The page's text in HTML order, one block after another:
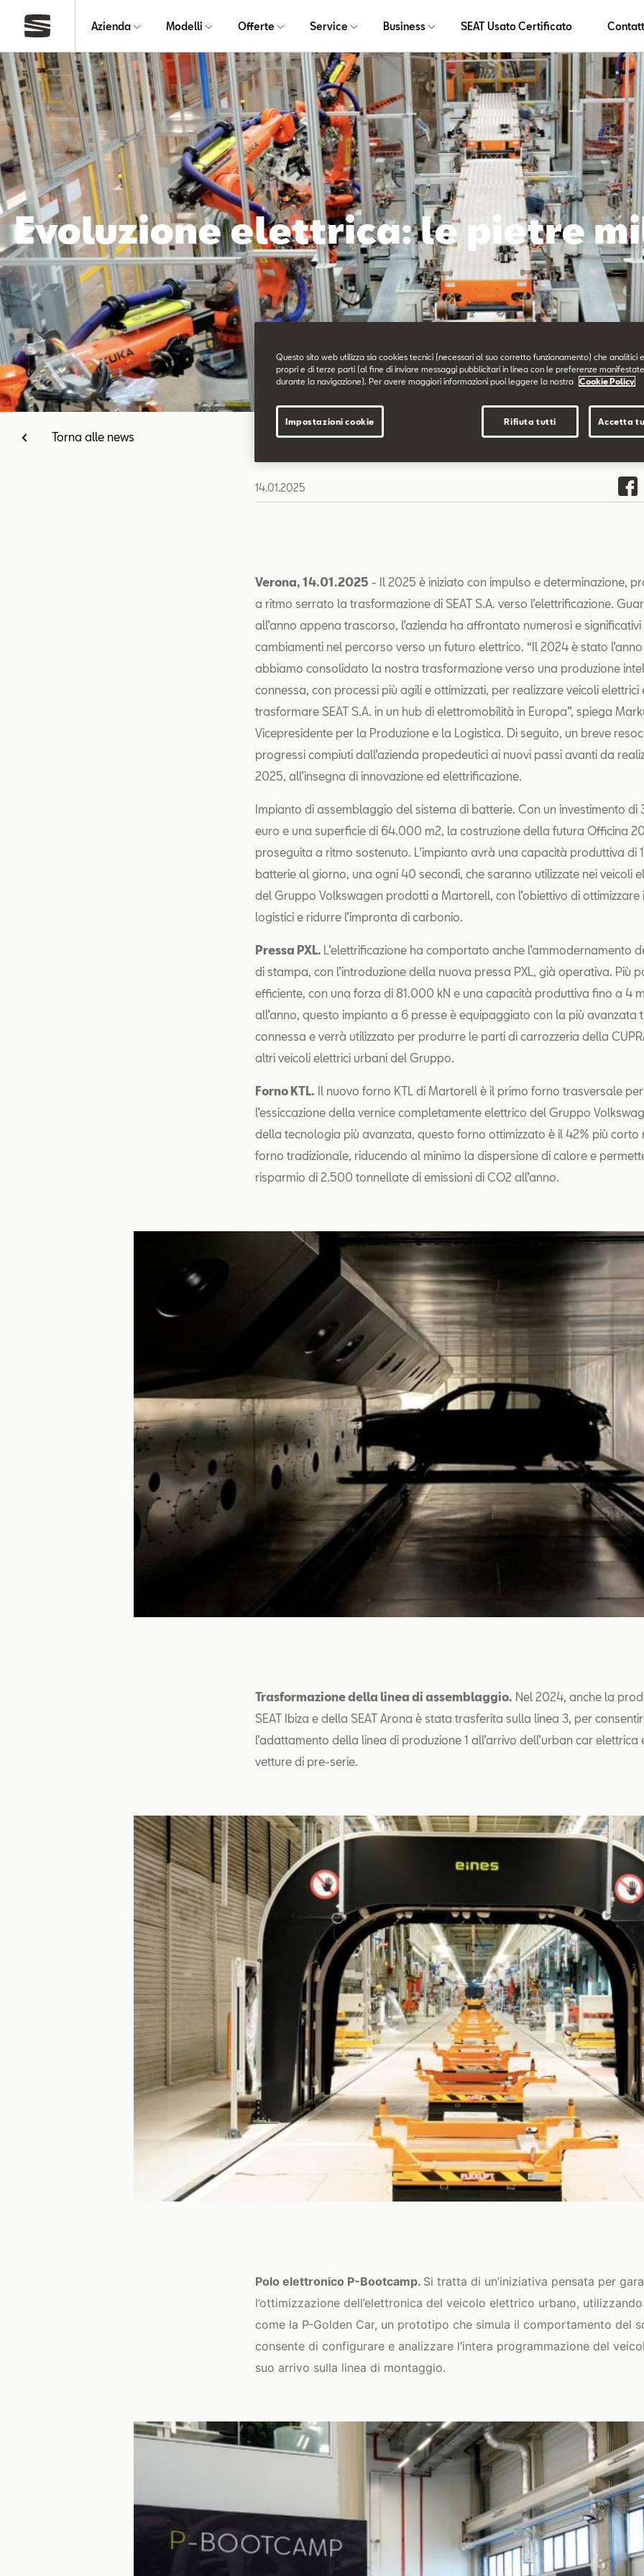
Azienda Modelli Offerte Service Business SEAT Usato Certificato
Evoluzione elettrica: le pietre
Torna alle news
14.01.2025
Verona, 14.01.2025 - Il 2025 è iniziato con impulso e determinazione,
a ritmo serrato la trasformazione di SEAT S.A. verso l’elettrificazione.
all’anno appena trascorso, l’azienda ha affrontato numerosi e significativi
cambiamenti nel percorso verso un futuro elettrico. “Il 2024 è stato l’anno
abbiamo consolidato la nostra trasformazione verso una produzione
connessa, con processi più agili e ottimizzati, per realizzare veicoli elettrici
trasformare SEAT S.A. in un hub di elettromobilità in Europa”, spiega
Vicepresidente per la Produzione e la Logistica. Di seguito, un breve
progressi compiuti dall’azienda propedeutici ai nuovi passi avanti da
2025, all’insegna di innovazione ed elettrificazione.
Impianto di assemblaggio del sistema di batterie. Con un investimento di
euro e una superficie di 64.000 m2, la costruzione della futura Officina
proseguita a ritmo sostenuto. L’impianto avrà una capacità produttiva di
batterie al giorno, una ogni 40 secondi, che saranno utilizzate nei veicoli
del Gruppo Volkswagen prodotti a Martorell, con l’obiettivo di ottimizzare
logistici e ridurre l’impronta di carbonio.
Pressa PXL. L’elettrificazione ha comportato anche l’ammodernamento
di stampa, con l’introduzione della nuova pressa PXL, già operativa. Più
efficiente, con una forza di 81.000 kN e una capacità produttiva fino a 4
all’anno, questo impianto a 6 presse è equipaggiato con la più avanzata
connessa e verrà utilizzato per produrre le parti di carrozzeria della
altri veicoli elettrici urbani del Gruppo.
Forno KTL. Il nuovo forno KTL di Martorell è il primo forno trasversale per
l’essiccazione della vernice completamente elettrico del Gruppo
della tecnologia più avanzata, questo forno ottimizzato è il 42% più corto
forno tradizionale, riducendo al minimo la dispersione di calore e
risparmio di 2.500 tonnellate di emissioni di CO2 all’anno.
Trasformazione della linea di assemblaggio. Nel 2024, anche la
SEAT Ibiza e della SEAT Arona è stata trasferita sulla linea 3, per
l’adattamento della linea di produzione 1 all’arrivo dell’urban car elettrica
vetture di pre-serie.
Polo elettronico P-Bootcamp. Si tratta di un’iniziativa pensata per
l’ottimizzazione dell’elettronica del veicolo elettrico urbano,
come la P-Golden Car, un prototipo che simula il comportamento del
consente di configurare e analizzare l’intera programmazione del
suo arrivo sulla linea di montaggio.
Questo sito web utilizza sia cookies tecnici (necessari al suo corretto funzionamento) che analitici
propri e di terze parti (al fine di inviare messaggi pubblicitari in linea con le preferenze
durante la navigazione). Per avere maggiori informazioni puoi leggere la nostra
Cookie Policy
Rifiuta tutti Accetta
Impostazioni cookie